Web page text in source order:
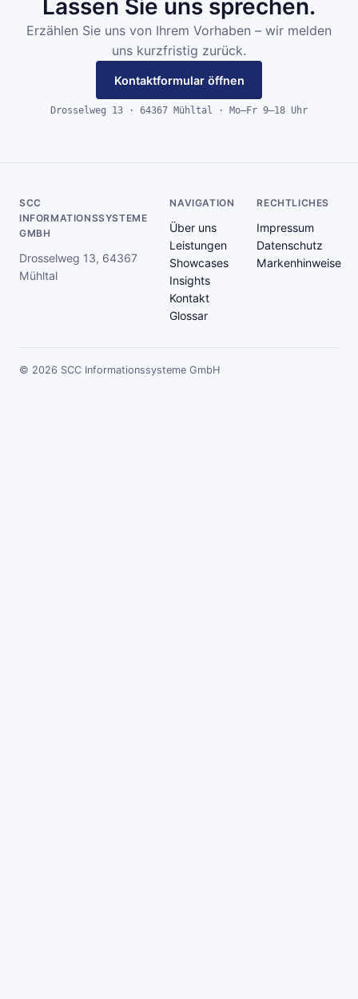
Lassen Sie uns sprechen.
Erzählen Sie uns von Ihrem Vorhaben – wir melden
uns kurzfristig zurück.
Kontaktformular öffnen
Drosselweg 13 · 64367 Mühltal · Mo–Fr 9–18 Uhr
SCC
INFORMATIONSSYSTEME
GMBH
Drosselweg 13, 64367
Mühltal
NAVIGATION
Über uns
Leistungen
Showcases
Insights
Kontakt
Glossar
RECHTLICHES
Impressum
Datenschutz
Markenhinweise
© 2026 SCC Informationssysteme GmbH